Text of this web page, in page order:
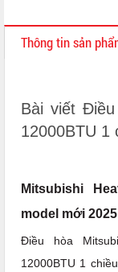
Thông tin sản
Bài viết
12000BTU 1
Mitsubishi
model mới 2025
Điều hòa
12000BTU 1